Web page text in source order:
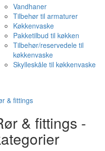
Vandhaner
Tilbehør til armaturer
Køkkenvaske
Pakketilbud til køkken
Tilbehør/reservedele til
køkkenvaske
Skylleskåle til køkkenvaske
& fittings
& fittings -